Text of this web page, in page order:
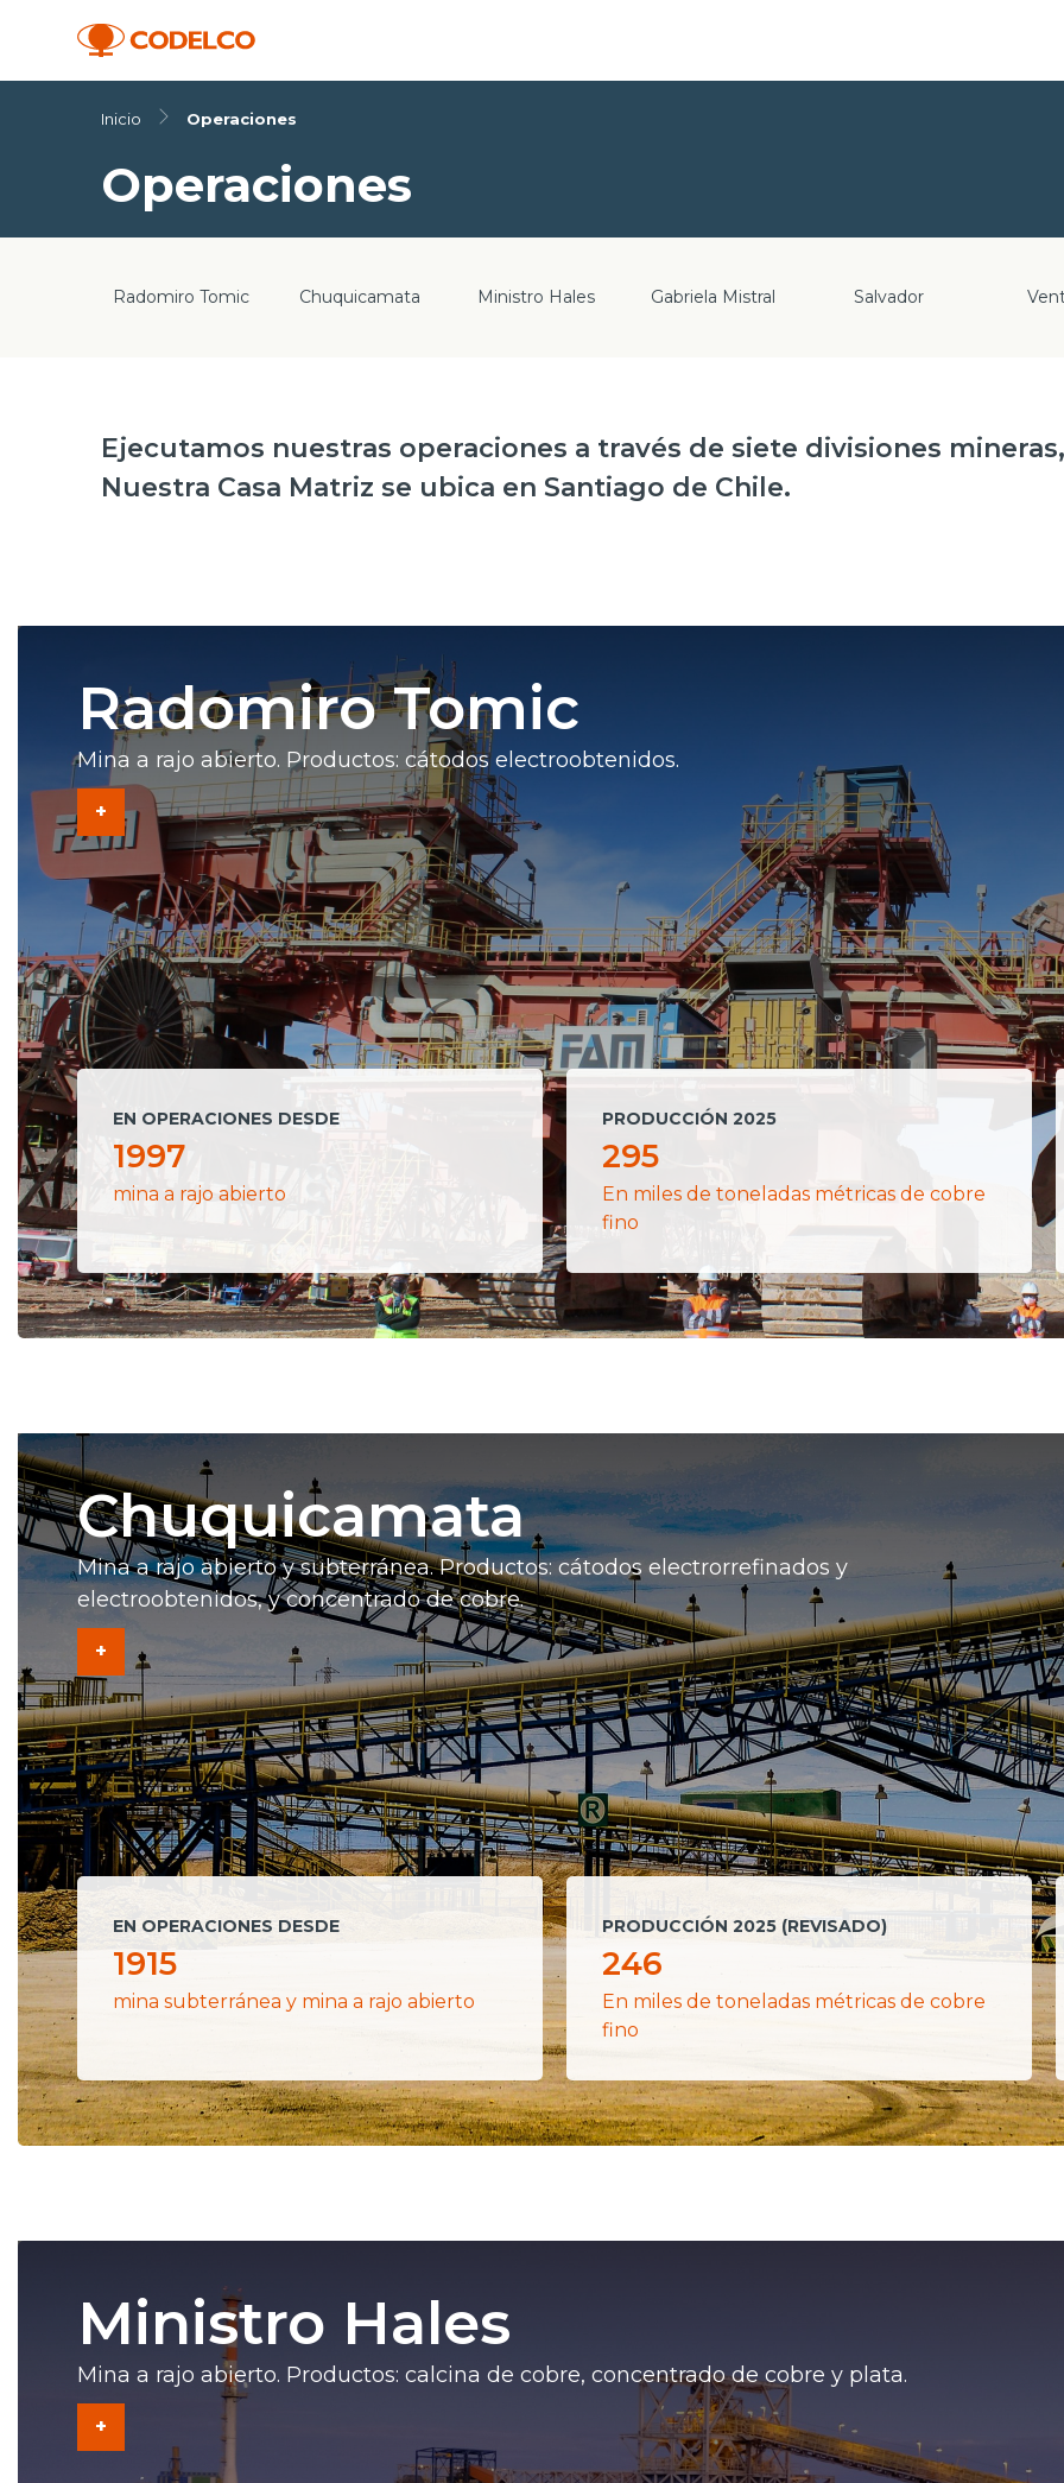
Inicio Operaciones
Operaciones
Radomiro Tomic Chuquicamata Ministro Hales Gabriela Mistral Salvador
Ejecutamos nuestras operaciones a través de siete divisiones
Nuestra Casa Matriz se ubica en Santiago de Chile.
Radomiro Tomic
Mina a rajo abierto. Productos: cátodos electroobtenidos.
+
EN OPERACIONES DESDE
1997
mina a rajo abierto
PRODUCCIÓN 2025
295
En miles de toneladas métricas de cobre
fino
Chuquicamata
Mina a rajo abierto y subterránea. Productos: cátodos electrorrefinados y
electroobtenidos, y concentrado de cobre.
+
EN OPERACIONES DESDE
1915
mina subterránea y mina a rajo abierto
PRODUCCIÓN 2025 (REVISADO)
246
En miles de toneladas métricas de cobre
fino
Ministro Hales
Mina a rajo abierto. Productos: calcina de cobre, concentrado de cobre y plata.
+